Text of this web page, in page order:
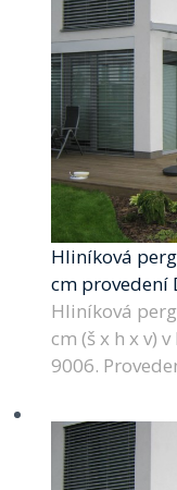
Hliníková
cm provedení
Hliníková
cm (š x h x v)
9006.